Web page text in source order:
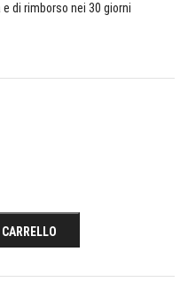
di rimborso nei 30 giorni